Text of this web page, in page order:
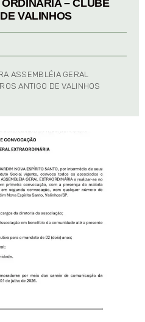
– CLUBE
VALINHOS
ASSEMBLÉIA GERAL
ANTIGO DE VALINHOS